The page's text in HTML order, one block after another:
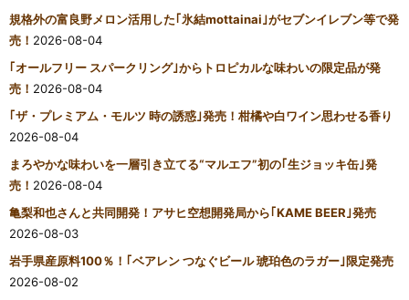
規格外の富良野メロン活用した｢氷結mottainai｣がセブンイレブン等で発
売！ 2026-08-04
｢オールフリー スパークリング｣からトロピカルな味わいの限定品が発
売！ 2026-08-04
｢ザ・プレミアム・モルツ 時の誘惑｣発売！柑橘や白ワイン思わせる香り
2026-08-04
まろやかな味わいを一層引き立てる“マルエフ”初の｢生ジョッキ缶｣発
売！ 2026-08-04
亀梨和也さんと共同開発！アサヒ空想開発局から｢KAME BEER｣発売
2026-08-03
岩手県産原料100％！｢ベアレン つなぐビール 琥珀色のラガー｣限定発売
2026-08-02